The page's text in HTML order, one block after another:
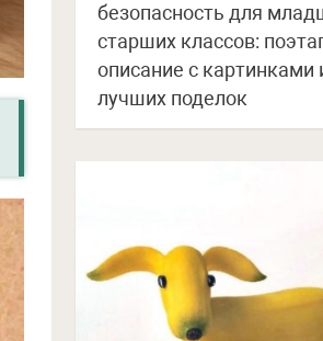
безопасность для
старших классов:
описание с картинками
лучших поделок